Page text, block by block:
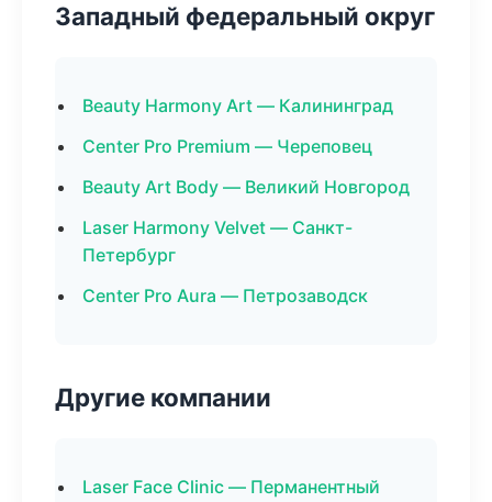
Западный федеральный округ
Beauty Harmony Art — Калининград
Center Pro Premium — Череповец
Beauty Art Body — Великий Новгород
Laser Harmony Velvet — Санкт-
Петербург
Center Pro Aura — Петрозаводск
Другие компании
Laser Face Clinic — Перманентный